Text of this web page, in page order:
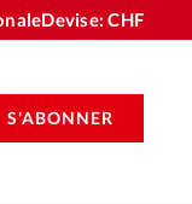
Devise:CHF
S'ABONNER